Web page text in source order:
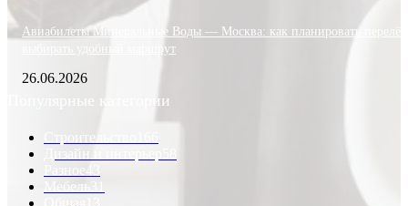
Авиабилеты Минеральные Воды — Москва: как планировать
выбирать удобный маршрут
26.06.2026
Популярные категории
Строительство
Дизайн и интерьер
Разное43
Мебель